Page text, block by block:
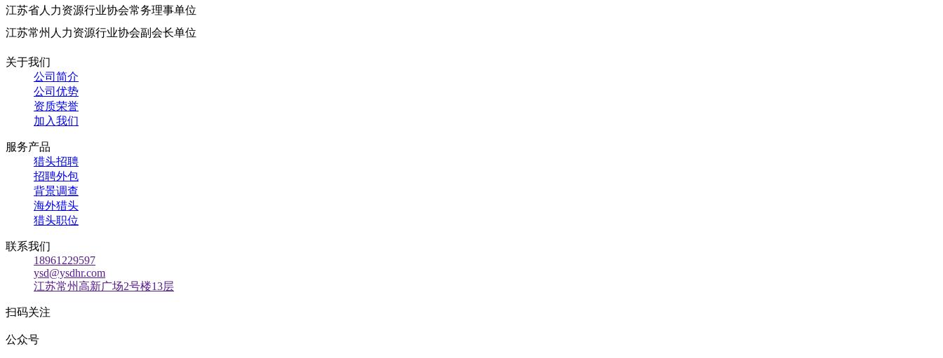
江苏省人力资源行业协会常务理事单位
江苏常州人力资源行业协会副会长单位
关于我们
公司简介
公司优势
资质荣誉
加入我们
服务产品
猎头招聘
招聘外包
背景调查
海外猎头
猎头职位
联系我们
18961229597
ysd@ysdhr.com
江苏常州高新广场2号楼13层
扫码关注
公众号